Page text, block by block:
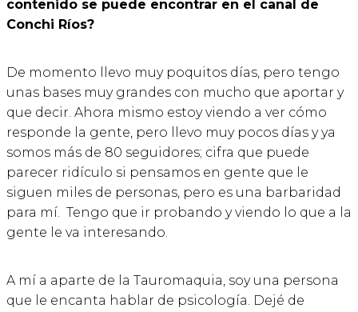
contenido se puede encontrar en el canal de
Conchi Ríos?
De momento llevo muy poquitos días, pero tengo
unas bases muy grandes con mucho que aportar y
que decir. Ahora mismo estoy viendo a ver cómo
responde la gente, pero llevo muy pocos días y ya
somos más de 80 seguidores; cifra que puede
parecer ridículo si pensamos en gente que le
siguen miles de personas, pero es una barbaridad
para mí. Tengo que ir probando y viendo lo que a la
gente le va interesando.
A mí a aparte de la Tauromaquia, soy una persona
que le encanta hablar de psicología. Dejé de